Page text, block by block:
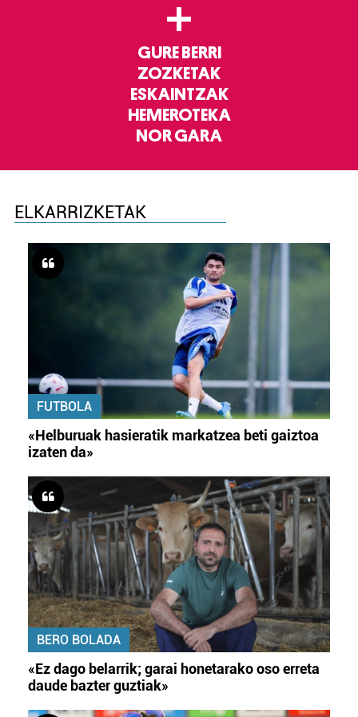
+
GURE BERRI
ZOZKETAK
ESKAINTZAK
HEMEROTEKA
NOR GARA
ELKARRIZKETAK
FUTBOLA
«Helburuak hasieratik markatzea beti gaiztoa
izaten da»
BERO BOLADA
«Ez dago belarrik; garai honetarako oso erreta
daude bazter guztiak»